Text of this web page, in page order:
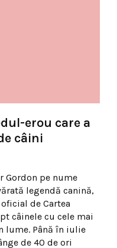
erou care a
câini
Gordon pe nume
legendă canină,
de Cartea
câinele cu cele mai
lume. Până în iulie
de 40 de ori